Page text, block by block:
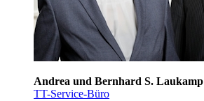
Andrea und Bernhard S. Laukamp
TT-Service-Büro